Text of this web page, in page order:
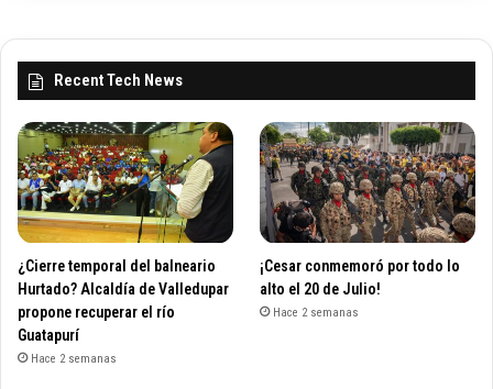
Recent Tech News
¿Cierre temporal del balneario
Hurtado? Alcaldía de Valledupar
propone recuperar el río
Guatapurí
Hace 2 semanas
¡Cesar conmemoró por todo lo
alto el 20 de Julio!
Hace 2 semanas